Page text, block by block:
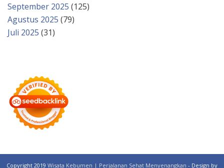
September 2025 (125)
Agustus 2025 (79)
Juli 2025 (31)
Copyright 2019 Wisata Kebumen | Perjalanan Sehat Menyenangkan - Design by